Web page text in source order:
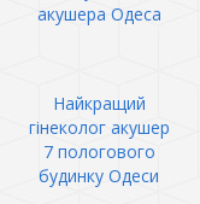
акушера Одеса
Найкращий
гінеколог акушер
7 пологового
будинку Одеси